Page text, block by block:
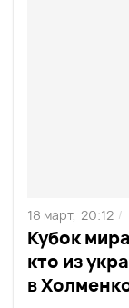
Кубок
кто из
в
18 март, 20:12 /